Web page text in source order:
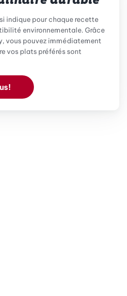
indique pour chaque recette
environnementale. Grâce
vous pouvez immédiatement
vos plats préférés sont